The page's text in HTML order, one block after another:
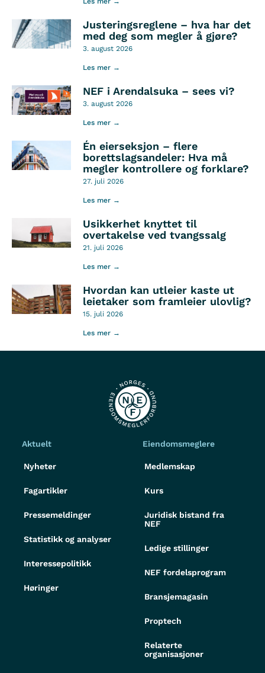
Justeringsreglene – hva har det
med deg som megler å gjøre?
3. august 2026
Les mer →
NEF i Arendalsuka – sees vi?
3. august 2026
Les mer →
Én eierseksjon – flere
borettslagsandeler: Hva må
megler kontrollere og forklare?
27. juli 2026
Les mer →
Usikkerhet knyttet til
overtakelse ved tvangssalg
21. juli 2026
Les mer →
Hvordan kan utleier kaste ut
leietaker som framleier ulovlig?
15. juli 2026
Les mer →
Aktuelt
Nyheter
Fagartikler
Pressemeldinger
Statistikk og analyser
Interessepolitikk
Høringer
Eiendomsmeglere
Medlemskap
Kurs
Juridisk bistand fra
NEF
Ledige stillinger
NEF fordelsprogram
Bransjemagasin
Proptech
Relaterte
organisasjoner